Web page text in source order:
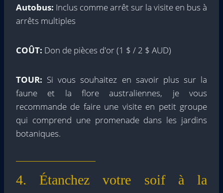
Autobus: Inclus comme arrêt sur la visite en bus à
arrêts multiples
COÛT: Don de pièces d'or (1 $ / 2 $ AUD)
TOUR: Si vous souhaitez en savoir plus sur la
faune et la flore australiennes, je vous
recommande de faire une visite en petit groupe
qui comprend une promenade dans les jardins
botaniques.
4. Étanchez votre soif à la